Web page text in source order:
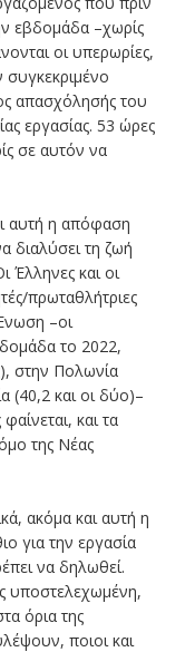
εβδομάδα –χωρίς
οι υπερωρίες,
απασχόλησής του
εργασίας. 53 ώρες
σε αυτόν να
αυτή η απόφαση
διαλύσει τη ζωή
Έλληνες και οι
πρωταθλήτριες
–οι
το 2022,
στην Πολωνία
(40,2 και οι δύο)–
και τα
της Νέας
ακόμα και αυτή η
για την εργασία
να δηλωθεί.
υποστελεχωμένη,
όρια της
ποιοι και